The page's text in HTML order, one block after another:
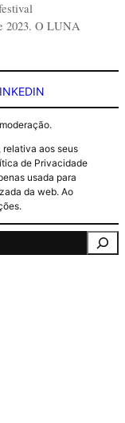
2023. O LUNA
aos seus
de Privacidade
usada para
da web. Ao